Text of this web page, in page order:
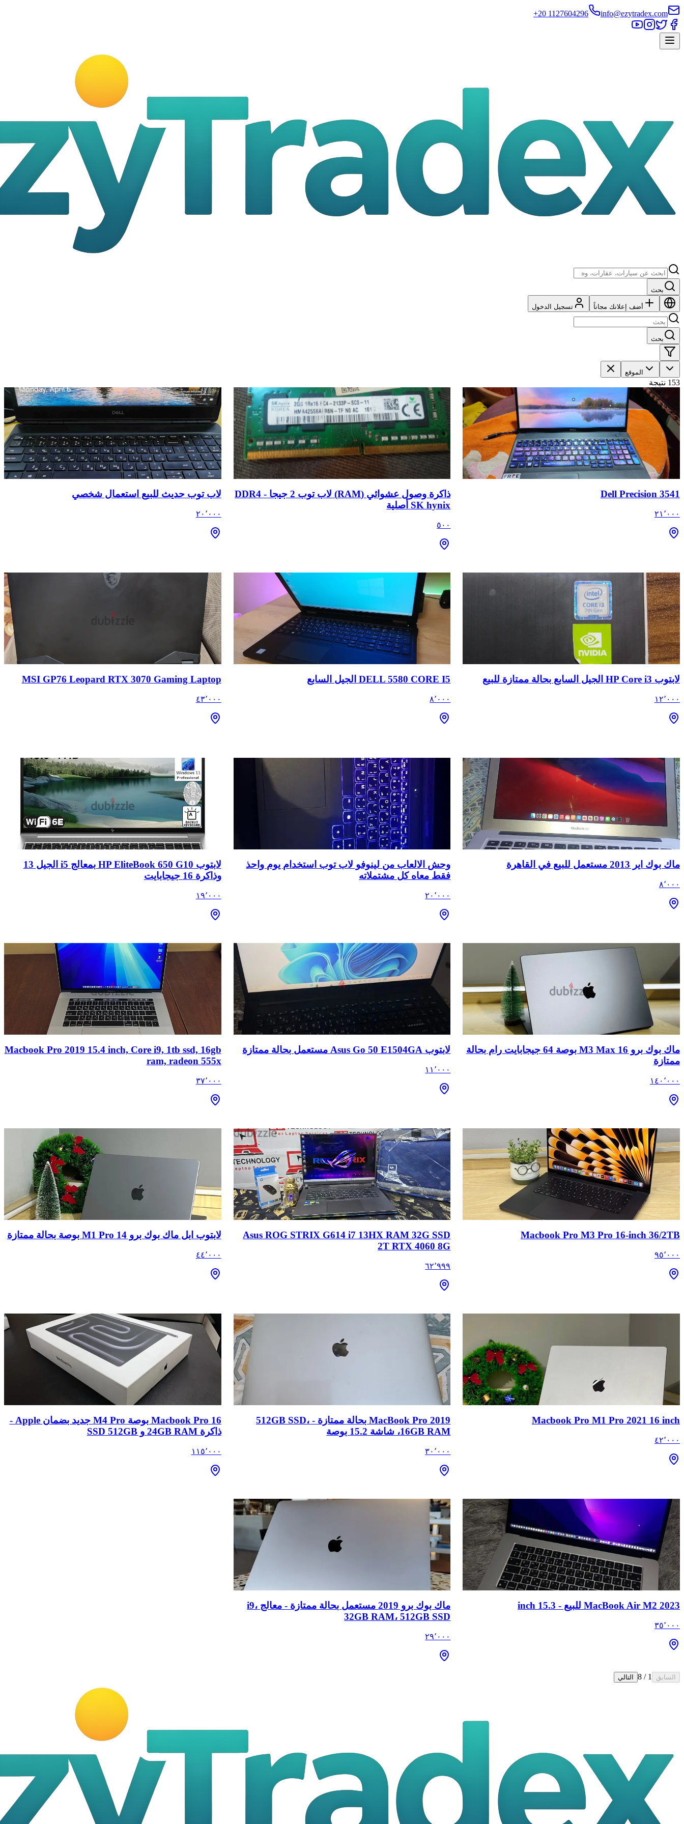
info@ezytradex.com
+20 1127604296
بحث
أضف إعلانك مجاناً تسجيل الدخول
بحث
الموقع
153 نتيجة
Dell Precision 3541
٢١٬٠٠٠
ذاكرة وصول عشوائي (RAM) لاب توب 2 جيجا DDR4 -
SK hynix أصلية
٥٠٠
لاب توب حديث للبيع استعمال شخصي
٢٠٬٠٠٠
لابتوب HP Core i3 الجيل السابع بحالة ممتازة للبيع
١٢٬٠٠٠
DELL 5580 CORE I5 الجيل السابع
٨٬٠٠٠
MSI GP76 Leopard RTX 3070 Gaming Laptop
٤٣٬٠٠٠
ماك بوك اير 2013 مستعمل للبيع في القاهرة
٨٬٠٠٠
وحش الالعاب من لينوفو لاب توب استخدام يوم واحذ
فقط معاه كل مشتملاته
٢٠٬٠٠٠
لابتوب HP EliteBook 650 G10 بمعالج i5 الجيل 13
وذاكرة 16 جيجابايت
١٩٬٠٠٠
ماك بوك برو M3 Max 16 بوصة 64 جيجابايت رام بحالة
ممتازة
١٤٠٬٠٠٠
لابتوب Asus Go 50 E1504GA مستعمل بحالة ممتازة
١١٬٠٠٠
Macbook Pro 2019 15.4 inch, Core i9, 1tb ssd, 16gb
ram, radeon 555x
٣٧٬٠٠٠
Macbook Pro M3 Pro 16-inch 36/2TB
٩٥٬٠٠٠
Asus ROG STRIX G614 i7 13HX RAM 32G SSD
2T RTX 4060 8G
٦٢٬٩٩٩
لابتوب ابل ماك بوك برو M1 Pro 14 بوصة بحالة ممتازة
٤٤٬٠٠٠
Macbook Pro M1 Pro 2021 16 inch
٤٢٬٠٠٠
MacBook Pro 2019 بحالة ممتازة - 512GB SSD،
16GB RAM، شاشة 15.2 بوصة
٣٠٬٠٠٠
Macbook Pro 16 بوصة M4 Pro جديد بضمان Apple -
ذاكرة 24GB RAM و SSD 512GB
١١٥٬٠٠٠
MacBook Air M2 2023 للبيع - 15.3 inch
٣٥٬٠٠٠
ماك بوك برو 2019 مستعمل بحالة ممتازة - معالج i9،
32GB RAM، 512GB SSD
٢٩٬٠٠٠
السابق 1
/
8 التالي